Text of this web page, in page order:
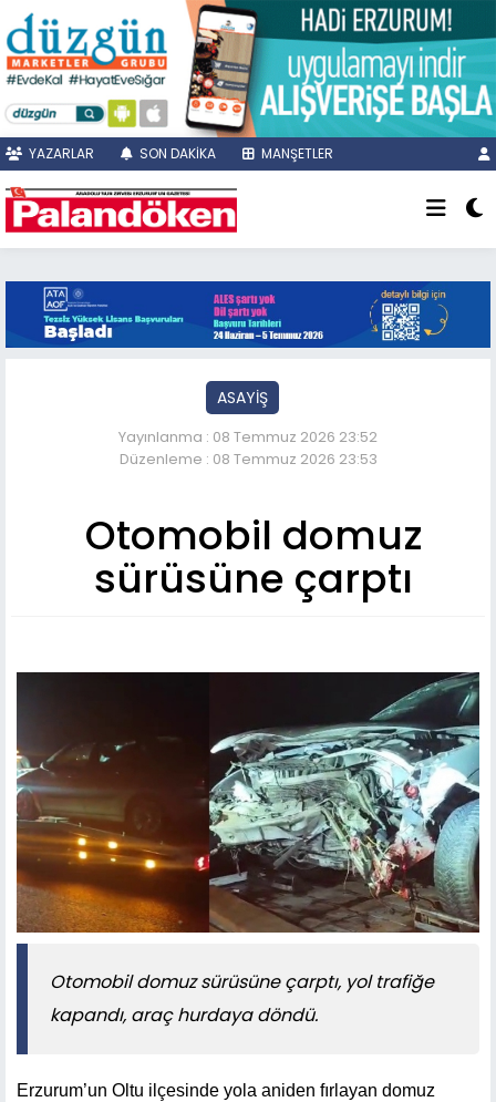
YAZARLAR SON DAKİKA MANŞETLER
ASAYİŞ
Yayınlanma : 08 Temmuz 2026 23:52
Düzenleme : 08 Temmuz 2026 23:53
Otomobil domuz
sürüsüne çarptı
Otomobil domuz sürüsüne çarptı, yol trafiğe
kapandı, araç hurdaya döndü.
Erzurum’un Oltu ilçesinde yola aniden fırlayan domuz